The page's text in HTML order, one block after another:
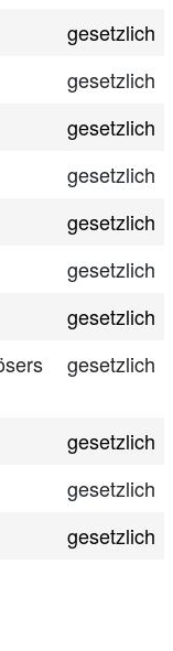
gesetzlich
gesetzlich
gesetzlich
gesetzlich
gesetzlich
gesetzlich
gesetzlich
gesetzlich
gesetzlich
gesetzlich
gesetzlich